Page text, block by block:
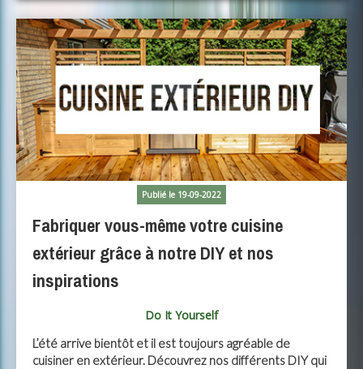
Publié le 19-09-2022
Fabriquer vous-même votre cuisine
extérieur grâce à notre DIY et nos
inspirations
Do It Yourself
L’été arrive bientôt et il est toujours agréable de
cuisiner en extérieur. Découvrez nos différents DIY qui